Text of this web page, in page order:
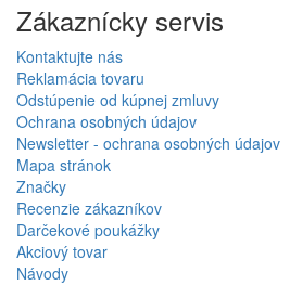
Zákaznícky servis
Kontaktujte nás
Reklamácia tovaru
Odstúpenie od kúpnej zmluvy
Ochrana osobných údajov
Newsletter - ochrana osobných údajov
Mapa stránok
Značky
Recenzie zákazníkov
Darčekové poukážky
Akciový tovar
Návody